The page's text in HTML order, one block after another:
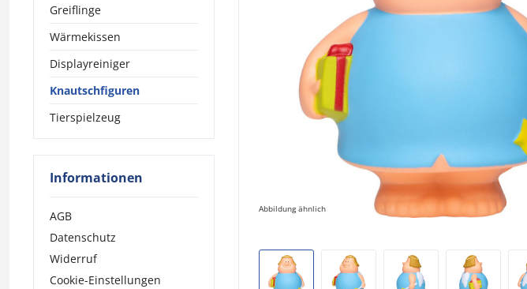
Greiflinge
Wärmekissen
Displayreiniger
Knautschfiguren
Tierspielzeug
Informationen
AGB
Datenschutz
Widerruf
Cookie-Einstellungen
Abbildung ähnlich